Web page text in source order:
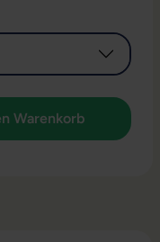
gewünschten
Warenkorb